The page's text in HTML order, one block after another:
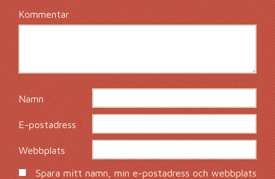
Kommentar*
Namn *
E-postadress*
Webbplats
Spara mitt namn, min e-postadress och webbplats